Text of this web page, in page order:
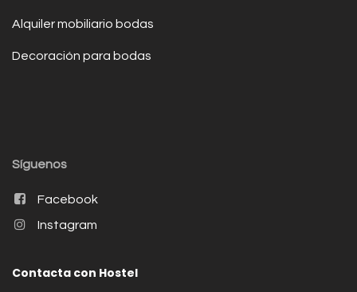
Alquiler mobiliario bodas
Decoración para bodas
Síguenos
Facebook
Instagram
Contacta con Hostel